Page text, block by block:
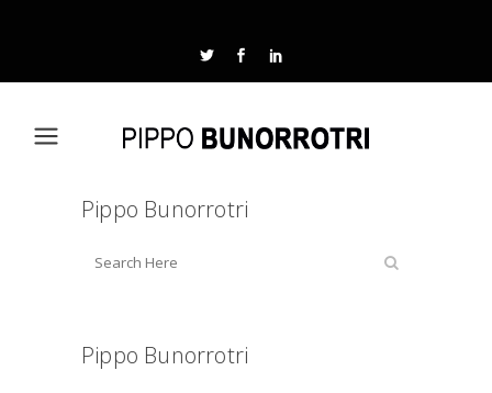
Pippo Bunorrotri
Pippo Bunorrotri